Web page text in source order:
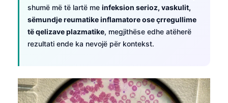
shumë më të lartë me infeksion serioz, vaskulit,
sëmundje reumatike inflamatore ose çrregullime
të qelizave plazmatike, megjithëse edhe atëherë
rezultati ende ka nevojë për kontekst.
Kiswahili
O‘zbekcha
Català
Қазақ тілі